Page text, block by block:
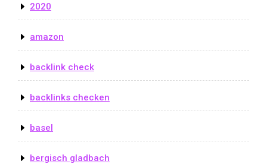
2020
amazon
backlink check
backlinks checken
basel
bergisch gladbach